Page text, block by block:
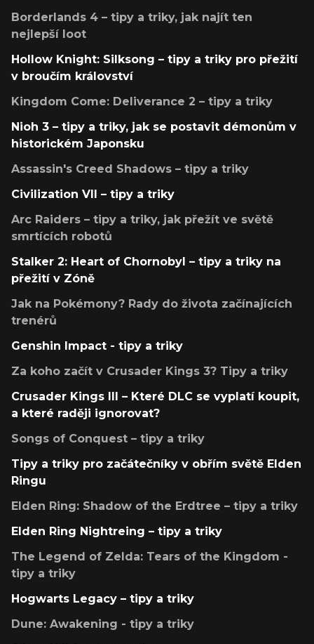
Borderlands 4 – tipy a triky, jak najít ten
nejlepší loot
Hollow Knight: Silksong – tipy a triky pro přežití
v broučím království
Kingdom Come: Deliverance 2 – tipy a triky
Nioh 3 – tipy a triky, jak se postavit démonům v
historickém Japonsku
Assassin's Creed Shadows – tipy a triky
Civilization VII – tipy a triky
Arc Raiders – tipy a triky, jak přežít ve světě
smrtících robotů
Stalker 2: Heart of Chornobyl – tipy a triky na
přežití v Zóně
Jak na Pokémony? Rady do života začínajících
trenérů
Genshin Impact - tipy a triky
Za koho začít v Crusader Kings 3? Tipy a triky
Crusader Kings III – Které DLC se vyplatí koupit,
a které raději ignorovat?
Songs of Conquest – tipy a triky
Tipy a triky pro začátečníky v obřím světě Elden
Ringu
Elden Ring: Shadow of the Erdtree – tipy a triky
Elden Ring Nightreing – tipy a triky
The Legend of Zelda: Tears of the Kingdom -
tipy a triky
Hogwarts Legacy – tipy a triky
Dune: Awakening - tipy a triky